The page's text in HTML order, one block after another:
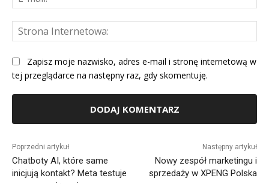
Zapisz moje nazwisko, adres e-mail i stronę internetową w
tej przeglądarce na następny raz, gdy skomentuję.
Poprzedni artykuł
Chatboty AI, które same
inicjują kontakt? Meta testuje
Następny artykuł
Nowy zespół marketingu i
sprzedaży w XPENG Polska